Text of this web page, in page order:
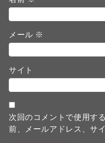
メール ※
サイト
次回のコメントで使用す
前、メールアドレス、サ